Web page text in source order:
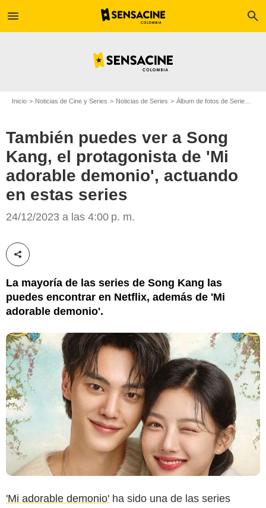
menu search
Inicio Noticias de Cine y Series Noticias de Series Álbum de fotos de Serie
También puedes ver a Song
Kang, el protagonista de 'Mi
adorable demonio', actuando
en estas series
24/12/2023 a las 4:00 p. m.
Compartir esta noticia
La mayoría de las series de Song Kang las
puedes encontrar en Netflix, además de 'Mi
adorable demonio'.
Netflix
'Mi adorable demonio' ha sido una de las series